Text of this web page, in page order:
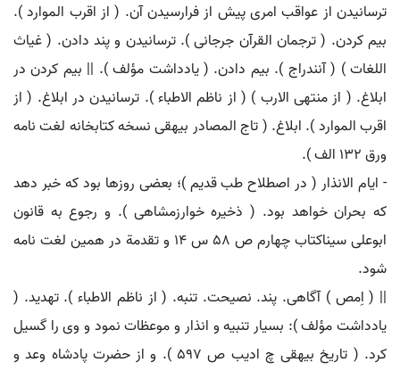
ترسانیدن از عواقب امری پیش از فرارسیدن آن. ( از اقرب الموارد ).
بیم کردن. ( ترجمان القرآن جرجانی ). ترسانیدن و پند دادن. ( غیاث
اللغات ) ( آنندراج ). بیم دادن. ( یادداشت مؤلف ). || بیم کردن در
ابلاغ. ( از منتهی الارب ) ( از ناظم الاطباء ). ترسانیدن در ابلاغ. ( از
اقرب الموارد ). ابلاغ. ( تاج المصادر بیهقی نسخه کتابخانه لغت نامه
ورق 132 الف ).
- ایام الانذار ( در اصطلاح طب قدیم )؛ بعضی روزها بود که خبر دهد
که بحران خواهد بود. ( ذخیره خوارزمشاهی ). و رجوع به قانون
ابوعلی سیناکتاب چهارم ص 58 س 14 و تقدمة در همین لغت نامه
شود.
|| ( اِمص ) آگاهی. پند. نصیحت. تنبه. ( از ناظم الاطباء ). تهدید. (
یادداشت مؤلف ): بسیار تنبیه و انذار و موعظات نمود و وی را گسیل
کرد. ( تاریخ بیهقی چ ادیب ص 597 ). و از حضرت پادشاه وعد و